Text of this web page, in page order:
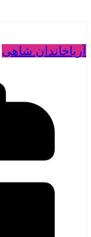
آریاخاندان شاهی